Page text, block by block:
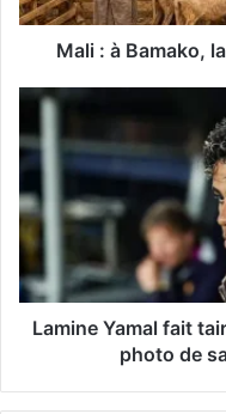
Mali : à Bamako,
Lamine Yamal fait
photo de